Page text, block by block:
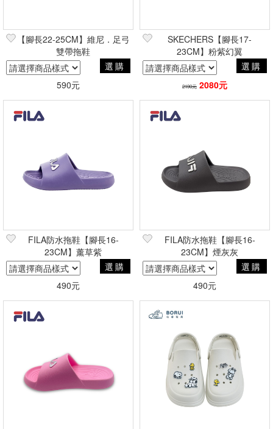
【腳長22-25CM】維尼．足弓
雙帶拖鞋
選購
590元
SKECHERS【腳長17-
23CM】粉紫幻翼
選購
2190元 2080元
FILA防水拖鞋【腳長16-
23CM】薰草紫
選購
490元
FILA防水拖鞋【腳長16-
23CM】煙灰灰
選購
490元